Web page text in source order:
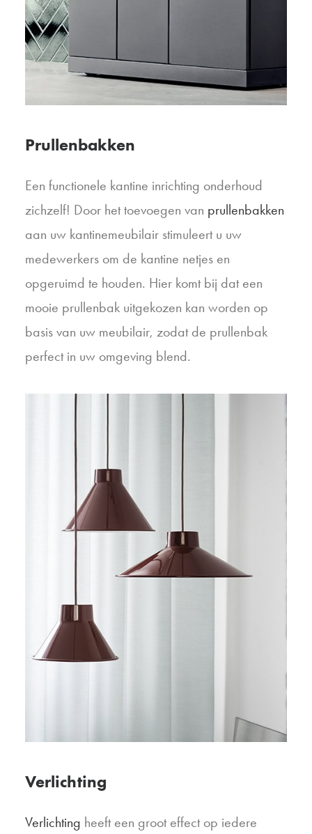
Prullenbakken
Een functionele kantine inrichting onderhoud
zichzelf! Door het toevoegen van prullenbakken
aan uw kantinemeubilair stimuleert u uw
medewerkers om de kantine netjes en
opgeruimd te houden. Hier komt bij dat een
mooie prullenbak uitgekozen kan worden op
basis van uw meubilair, zodat de prullenbak
perfect in uw omgeving blend.
Verlichting
Verlichting heeft een groot effect op iedere